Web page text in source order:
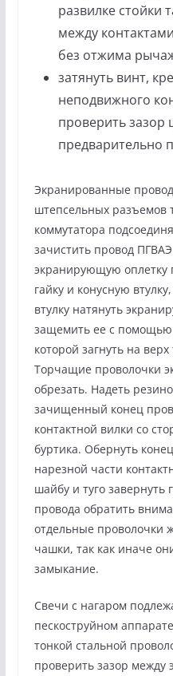
развилке стойки
между
без отжима
затянуть винт,
неподвижного
проверить
предварительно
Экранированные
штепсельных разъемов
коммутатора
зачистить провод
экранирующую оплетку
гайку и конусную
втулку натянуть
защемить ее с помощью
которой загнуть на
Торчащие проволочки
обрезать. Надеть
зачищенный конец
контактной вилки со
буртика. Обернуть
нарезной части
шайбу и туго завернуть
провода обратить
отдельные проволочки
чашки, так как иначе
замыкание.
Свечи с нагаром
пескоструйном
тонкой стальной
проверить зазор